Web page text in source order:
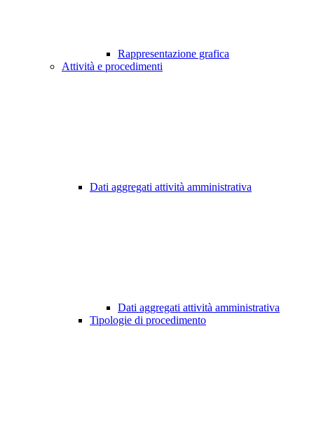
Rappresentazione grafica
Attività e procedimenti
Dati aggregati attività amministrativa
Dati aggregati attività amministrativa
Tipologie di procedimento